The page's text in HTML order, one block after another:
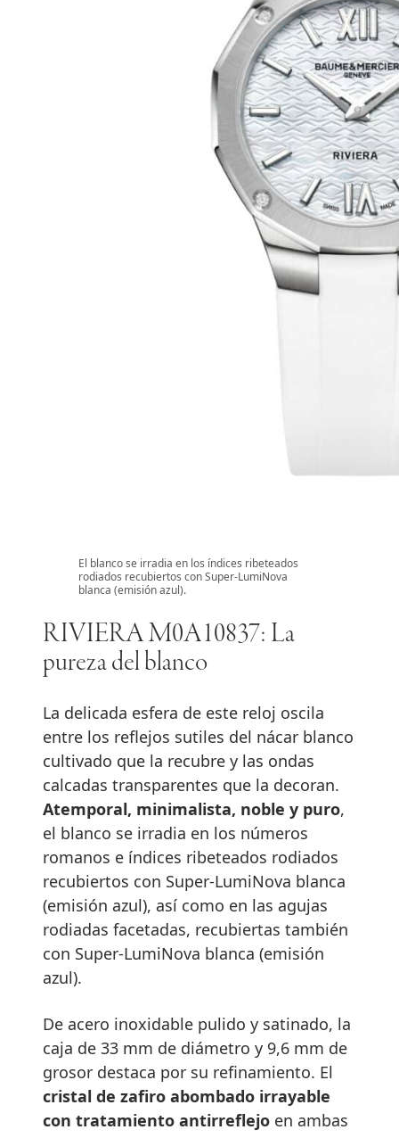
El blanco se irradia en los índices ribeteados
rodiados recubiertos con Super-LumiNova
blanca (emisión azul).
RIVIERA M0A10837: La
pureza del blanco
La delicada esfera de este reloj oscila
entre los reflejos sutiles del nácar blanco
cultivado que la recubre y las ondas
calcadas transparentes que la decoran.
Atemporal, minimalista, noble y puro,
el blanco se irradia en los números
romanos e índices ribeteados rodiados
recubiertos con Super-LumiNova blanca
(emisión azul), así como en las agujas
rodiadas facetadas, recubiertas también
con Super-LumiNova blanca (emisión
azul).
De acero inoxidable pulido y satinado, la
caja de 33 mm de diámetro y 9,6 mm de
grosor destaca por su refinamiento. El
cristal de zafiro abombado irrayable
con tratamiento antirreflejo en ambas